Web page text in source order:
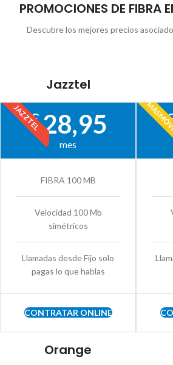
PROMOCIONES DE FIBRA
Descubre los mejores precios
Jazztel
JAZZTEL
€28,95
mes
FIBRA 100 MB
Velocidad 100 Mb
simétricos
Llamadas desde Fijo solo
pagas lo que hablas
CONTRATAR ONLINE
Orange